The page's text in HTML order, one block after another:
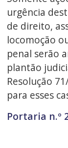
urgência
de direito,
locomoção
penal serão
plantão
Resolução
para esses
Portaria n.º